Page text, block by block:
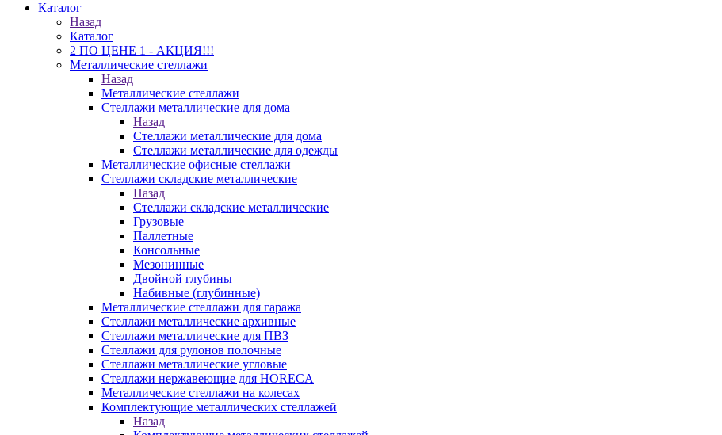
Каталог
Назад
Каталог
2 ПО ЦЕНЕ 1 - АКЦИЯ!!!
Металлические стеллажи
Назад
Металлические стеллажи
Стеллажи металлические для дома
Назад
Стеллажи металлические для дома
Стеллажи металлические для одежды
Металлические офисные стеллажи
Стеллажи складские металлические
Назад
Стеллажи складские металлические
Грузовые
Паллетные
Консольные
Мезонинные
Двойной глубины
Набивные (глубинные)
Металлические стеллажи для гаража
Стеллажи металлические архивные
Стеллажи металлические для ПВЗ
Стеллажи для рулонов полочные
Стеллажи металлические угловые
Стеллажи нержавеющие для HORECA
Металлические стеллажи на колесах
Комплектующие металлических стеллажей
Назад